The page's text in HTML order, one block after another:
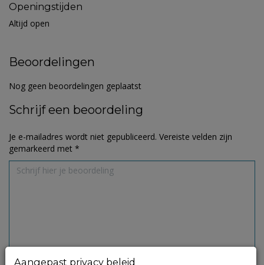
Openingstijden
Altijd open
Beoordelingen
Nog geen beoordelingen geplaatst
Schrijf een beoordeling
Je e-mailadres wordt niet gepubliceerd. Vereiste velden zijn
gemarkeerd met *
Aangepast privacy beleid